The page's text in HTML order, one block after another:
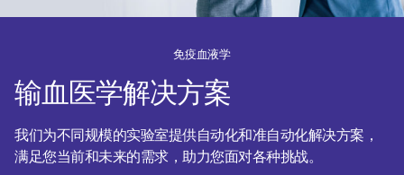
免疫血液学
输血医学解决方案
我们为不同规模的实验室提供自动化和准自动化解决方案，
满足您当前和未来的需求，助力您面对各种挑战。